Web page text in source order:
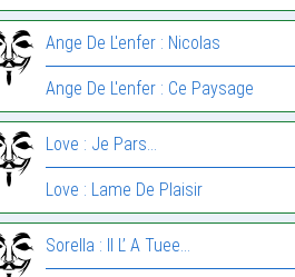
Ange De L'enfer : Nicolas
Ange De L'enfer : Ce Paysage
Love : Je Pars…
Love : Lame De Plaisir
Sorella : Il L’ A Tuee…